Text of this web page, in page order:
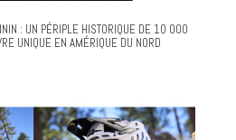
: UN PÉRIPLE HISTORIQUE DE 10 000
UNIQUE EN AMÉRIQUE DU NORD